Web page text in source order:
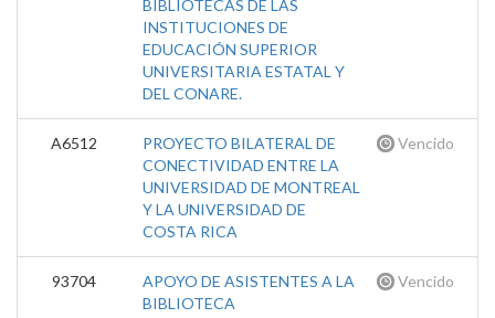
BIBLIOTECAS DE LAS
INSTITUCIONES DE
EDUCACIÓN SUPERIOR
UNIVERSITARIA ESTATAL Y
DEL CONARE.
A6512
PROYECTO BILATERAL DE
CONECTIVIDAD ENTRE LA
UNIVERSIDAD DE MONTREAL
Y LA UNIVERSIDAD DE
COSTA RICA
Vencido
93704
APOYO DE ASISTENTES A LA
BIBLIOTECA
Vencido